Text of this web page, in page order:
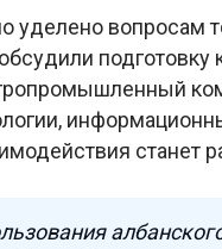
уделено вопросам
подготовку
станет